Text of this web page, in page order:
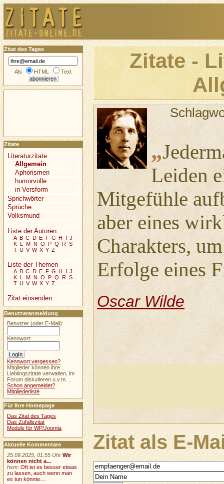
Zitate -
„
Leiden
Mitgefühle
aber eines
Charakters,
Erfolge eines
Oscar Wilde
Zitat als E-
Zitat des Tages
Als HTML Text
Zitate
Literaturzitate
Allgemein
Aphorismen
humorvolle
in Versform
Sprichwörter
Sprüche
Volksmund
Liste der Autoren
A B C D E F G H I J
K L M N O P Q R S
T U V W X Y Z
Liste der Themen
A B C D E F G H I J
K L M N O P Q R S
T U V W X Y Z
Zitat einsenden
Benutzeranmeldung
Benutzer (oder E-Mail):
Kennwort:
Kennwort vergessen?
Mitglieder können ihre
Lieblingszitate verwalten, im
Forum diskutieren u.v.m. ...
Schon angemeldet?
Mitgliederliste
Für Ihre Homepage
Das Zitat des Tages
Das Zufallszitat
Module für WP/Joomla
Aktuelle Kommentare
25.09.2025, 01:55 Uhr Wir
können nicht a...
hsm:Oft ist es besser etwas
zu lassen, auch wenn man
es tun könnte....